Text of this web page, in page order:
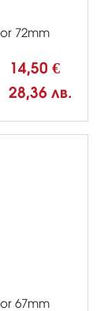
72mm
14,50 €
28,36 лв.
67mm